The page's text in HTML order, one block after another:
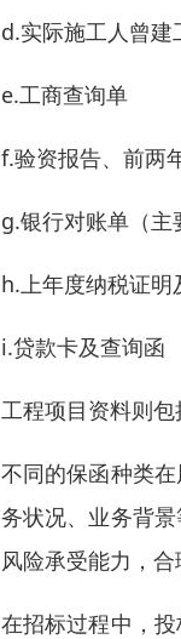
d.实际施工人曾
e.工商查询单
f.验资报告、前两
g.银行对账单（主
h.上年度纳税证明
i.贷款卡及查询函
工程项目资料则包
不同的保函种类
务状况、业务背
风险承受能力，
在招标过程中，